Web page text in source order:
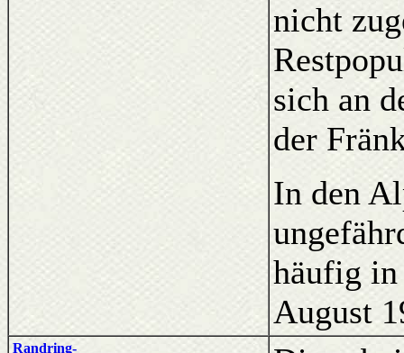
nicht
sich an
der
In den
häufig
August
Randring-